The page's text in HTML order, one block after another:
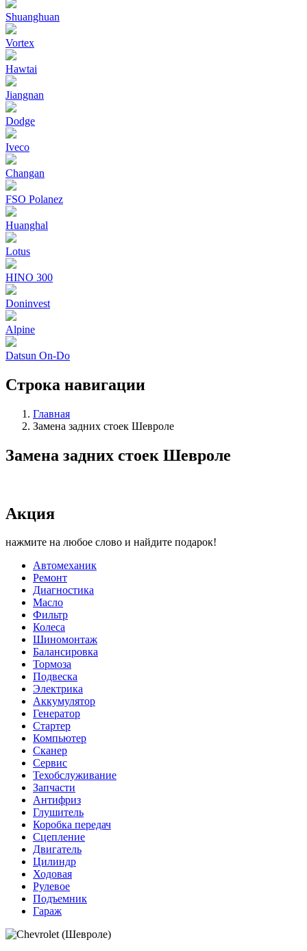
Shuanghuan
Vortex
Hawtai
Jiangnan
Dodge
Iveco
Changan
FSO Polanez
Huanghal
Lotus
HINO 300
Doninvest
Alpine
Datsun On-Do
Строка навигации
Главная
Замена задних стоек Шевроле
Замена задних стоек Шевроле
Акция
нажмите на любое слово и найдите подарок!
Автомеханик
Ремонт
Диагностика
Масло
Фильтр
Колеса
Шиномонтаж
Балансировка
Тормоза
Подвеска
Электрика
Аккумулятор
Генератор
Стартер
Компьютер
Сканер
Сервис
Техобслуживание
Запчасти
Антифриз
Глушитель
Коробка передач
Сцепление
Двигатель
Цилиндр
Ходовая
Рулевое
Подъемник
Гараж